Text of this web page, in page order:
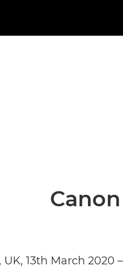
UK, 13th March